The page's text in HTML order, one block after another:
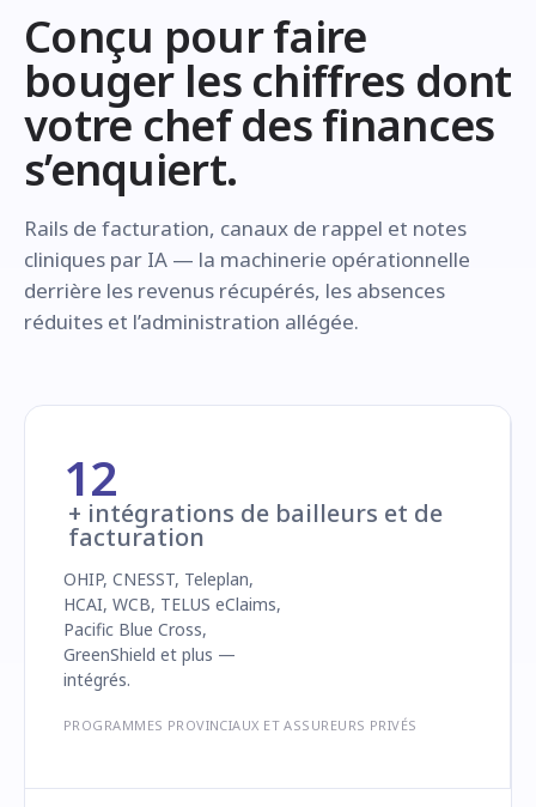
Conçu pour faire
bouger les chiffres dont
votre chef des finances
s’enquiert.
Rails de facturation, canaux de rappel et notes
cliniques par IA — la machinerie opérationnelle
derrière les revenus récupérés, les absences
réduites et l’administration allégée.
12
+ intégrations de bailleurs et de
facturation
OHIP, CNESST, Teleplan,
HCAI, WCB, TELUS eClaims,
Pacific Blue Cross,
GreenShield et plus —
intégrés.
PROGRAMMES PROVINCIAUX ET ASSUREURS PRIVÉS